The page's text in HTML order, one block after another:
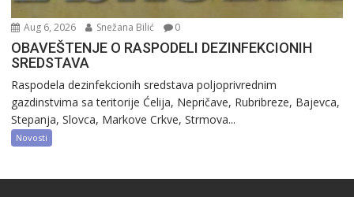
Aug 6, 2026 Snežana Bilić 0
OBAVEŠTENJE O RASPODELI DEZINFEKCIONIH
SREDSTAVA
Raspodela dezinfekcionih sredstava poljoprivrednim
gazdinstvima sa teritorije Ćelija, Nepričave, Rubribreze, Bajevca,
Stepanja, Slovca, Markove Crkve, Strmova...
Novosti